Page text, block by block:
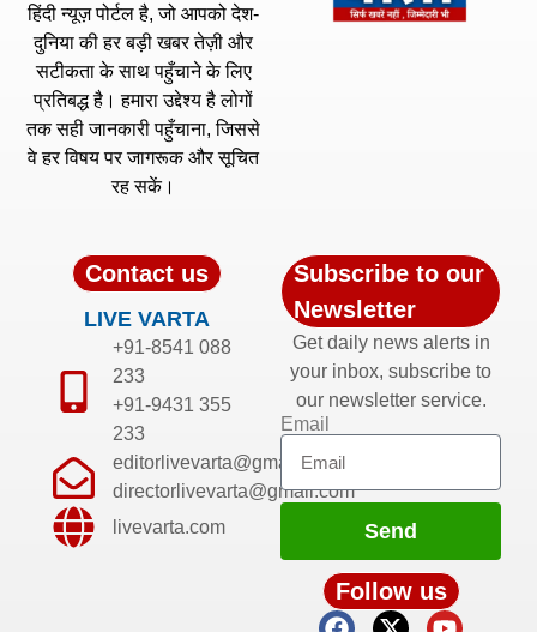
हिंदी न्यूज़ पोर्टल है, जो आपको देश-
दुनिया की हर बड़ी खबर तेज़ी और
सटीकता के साथ पहुँचाने के लिए
प्रतिबद्ध है। हमारा उद्देश्य है लोगों
तक सही जानकारी पहुँचाना, जिससे
वे हर विषय पर जागरूक और सूचित
रह सकें।
Contact us
LIVE VARTA
+91-8541 088
233
+91-9431 355
233
editorlivevarta@gmail.com
directorlivevarta@gmail.com
livevarta.com
Subscribe to our
Newsletter
Get daily news alerts in
your inbox, subscribe to
our newsletter service.
Email
Send
Follow us